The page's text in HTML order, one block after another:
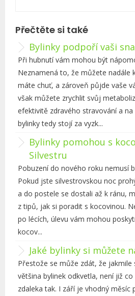
Přečtěte si také
Bylinky podpoří vaši
Při hubnutí vám mohou být
Neznamená to, že můžete nadále
máte chuť, a zároveň půjde vaše
však můžete zrychlit svůj
efektivitě zdravého stravování a na
bylinky tedy stojí za vyzk...
Bylinky pomohou s
Silvestru
Pobuzení do nového roku nemusí
Pokud jste silvestrovskou noc
a do postele se dostali až k ránu,
z tipů, jak si poradit s kocovinou.
po lécích, úlevu vám mohou
kocov...
Jaké bylinky si můžete
Přestože se může zdát, že jakmile
většina bylinek odkvetla, není již
zdaleka tak. I září je vhodný měsíc